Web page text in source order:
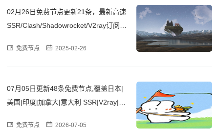
02月26日免费节点更新21条，最新高速
SSR/Clash/Shadowrocket/V2ray订阅链
免费节点 2025-02-26
07月05日更新48条免费节点,覆盖日本|
美国|印度|加拿大|意大利 SSR|V2ray|Cla
免费节点 2026-07-05